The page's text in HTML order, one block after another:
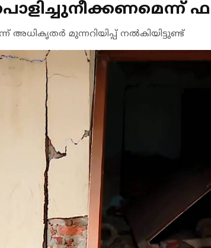
അധികൃതര്‍ മുന്നറിയിപ്പ് നല്‍കിയിട്ടുണ്ട്